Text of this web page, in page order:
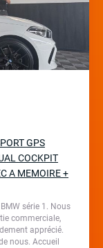
GPS
COCKPIT
A MEMOIRE +
série 1. Nous
commerciale,
apprécié.
nous. Accueil